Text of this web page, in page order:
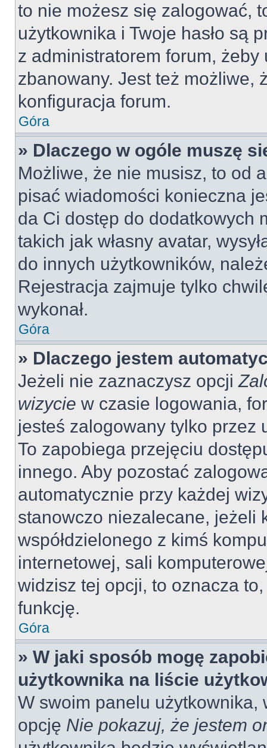
to nie możesz się zalogować,
użytkownika i Twoje hasło są
z administratorem forum, żeby
zbanowany. Jest też możliwe,
konfiguracja forum.
Góra
» Dlaczego w ogóle muszę
Możliwe, że nie musisz, to od
pisać wiadomości konieczna
da Ci dostęp do dodatkowych
takich jak własny avatar,
do innych użytkowników,
Rejestracja zajmuje tylko
wykonał.
Góra
» Dlaczego jestem
Jeżeli nie zaznaczysz opcji
wizycie w czasie logowania,
jesteś zalogowany tylko przez
To zapobiega przejęciu
innego. Aby pozostać
automatycznie przy każdej
stanowczo niezalecane, jeżeli
współdzielonego z kimś
internetowej, sali
widzisz tej opcji, to oznacza
funkcję.
Góra
» W jaki sposób mogę
użytkownika na liście
W swoim panelu użytkownika,
opcję Nie pokazuj, że jestem